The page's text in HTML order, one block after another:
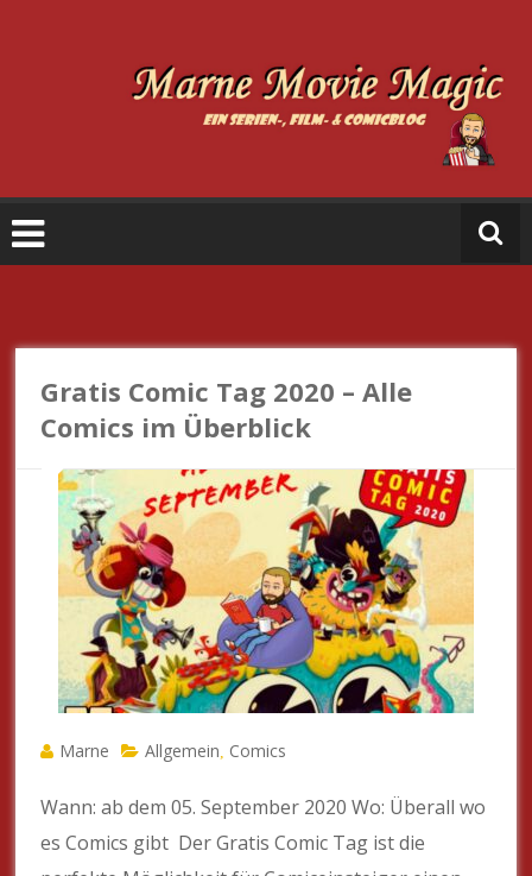
a
e
o
vi
e
M
a
gi
c
Gratis Comic Tag 2020 – Alle
Comics im Überblick
Marne Allgemein Comics
Wann: ab dem 05. September 2020 Wo: Überall wo
es Comics gibt Der Gratis Comic Tag ist die